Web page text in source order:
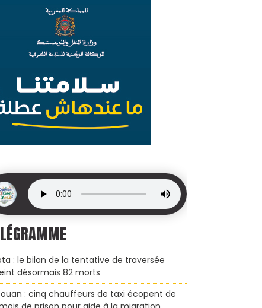
: le bilan de la tentative de traversée
désormais 82 morts
: cinq chauffeurs de taxi écopent de